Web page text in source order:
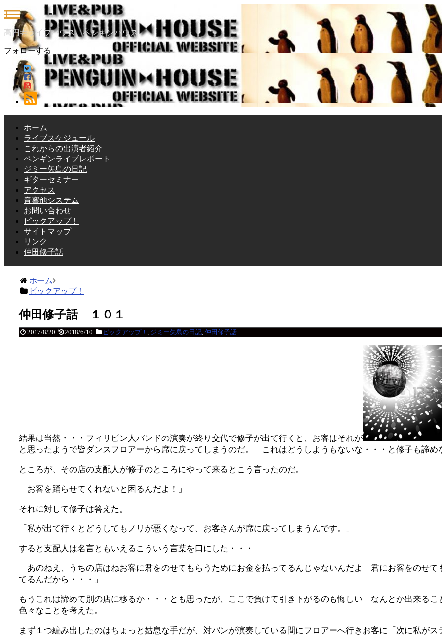
高円寺ライブハウス ペンギンハウス
フォローする
ホーム
ライブスケジュール
これからの出演者紹介
ペンギンライブレポート
ジミー矢島の日記
ギターセミナー
アクセス
音響他システム
お問い合わせ
ピックアップ！
サイトマップ
リンク
仲田修子話
ホーム
ピックアップ！
仲田修子話 １０１
2017/8/20 2018/6/10 ピックアップ！ ジミー矢島の日記 ,仲田修子話
結果は当然・・・フィリピン人バンドの演奏が終り交代で修子が出て行くと、お客はそれが
と思ったようで皆ダンスフロアーから席に戻ってしまうのだ。 これはどうしようもないな・・・と修子も諦め
ところが、その店の支配人が修子のところにやって来るとこう言ったのだ。
「お客を踊らせてくれないと困るんだよ！」
それに対して修子は答えた。
「私が出て行くとどうしてもノリが悪くなって、お客さんが席に戻ってしまうんです。」
すると支配人は名言ともいえるこういう言葉を口にした・・・
「あのねえ、うちの店はねお客に君をのせてもらうためにお金を払ってるんじゃないんだよ 君にお客をのせて
てるんだから・・・」
もうこれは諦めて別の店に移るか・・・とも思ったが、ここで負けて引き下がるのも悔しい なんとか出来るこ
色々なことを考えた。
まず１つ編み出したのはちょっと姑息な手だが、対バンが演奏している間にフロアーへ行きお客に「次に私がス